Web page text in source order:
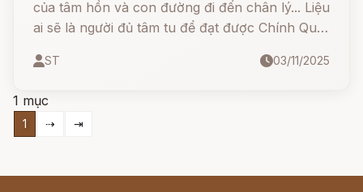
của tâm hồn và con đường đi đến chân lý... Liệu
ai sẽ là người đủ tâm tu để đạt được Chính Quả,
ST 03/11/2025
1 mục
1 ⇢ ⇥